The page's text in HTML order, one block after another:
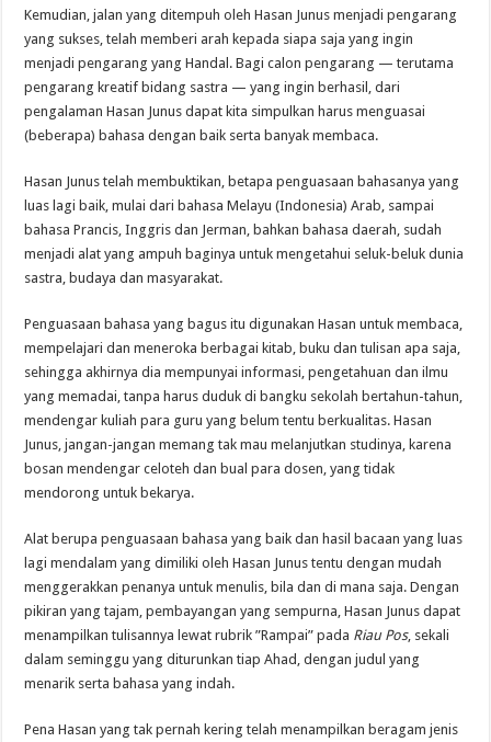
Kemudian, jalan yang ditempuh oleh Hasan Junus menjadi pengarang
yang sukses, telah memberi arah kepada siapa saja yang ingin
menjadi pengarang yang Handal. Bagi calon pengarang — terutama
pengarang kreatif bidang sastra — yang ingin berhasil, dari
pengalaman Hasan Junus dapat kita simpulkan harus menguasai
(beberapa) bahasa dengan baik serta banyak membaca.
Hasan Junus telah membuktikan, betapa penguasaan bahasanya yang
luas lagi baik, mulai dari bahasa Melayu (Indonesia) Arab, sampai
bahasa Prancis, Inggris dan Jerman, bahkan bahasa daerah, sudah
menjadi alat yang ampuh baginya untuk mengetahui seluk-beluk dunia
sastra, budaya dan masyarakat.
Penguasaan bahasa yang bagus itu digunakan Hasan untuk membaca,
mempelajari dan meneroka berbagai kitab, buku dan tulisan apa saja,
sehingga akhirnya dia mempunyai informasi, pengetahuan dan ilmu
yang memadai, tanpa harus duduk di bangku sekolah bertahun-tahun,
mendengar kuliah para guru yang belum tentu berkualitas. Hasan
Junus, jangan-jangan memang tak mau melanjutkan studinya, karena
bosan mendengar celoteh dan bual para dosen, yang tidak
mendorong untuk bekarya.
Alat berupa penguasaan bahasa yang baik dan hasil bacaan yang luas
lagi mendalam yang dimiliki oleh Hasan Junus tentu dengan mudah
menggerakkan penanya untuk menulis, bila dan di mana saja. Dengan
pikiran yang tajam, pembayangan yang sempurna, Hasan Junus dapat
menampilkan tulisannya lewat rubrik ”Rampai” pada Riau Pos, sekali
dalam seminggu yang diturunkan tiap Ahad, dengan judul yang
menarik serta bahasa yang indah.
Pena Hasan yang tak pernah kering telah menampilkan beragam jenis